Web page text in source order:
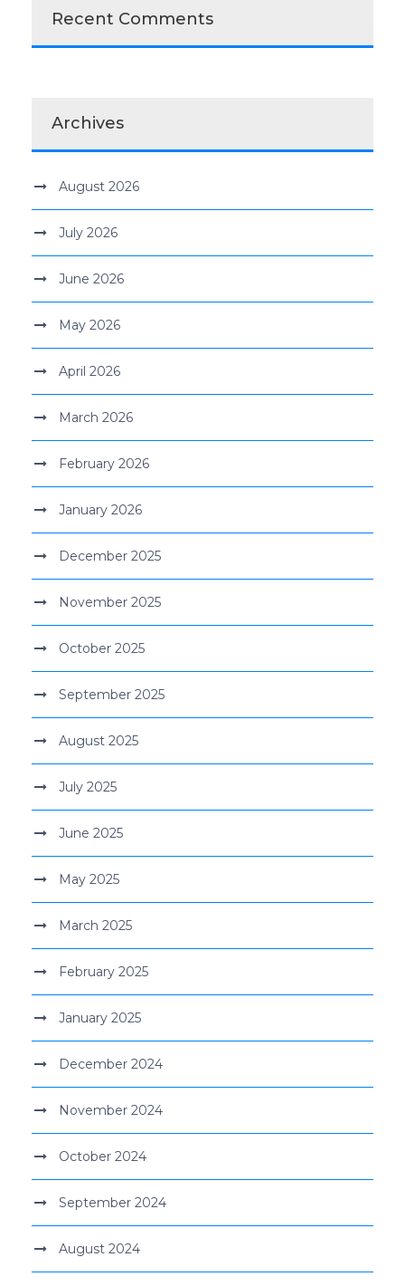
Recent Comments
Archives
August 2026
July 2026
June 2026
May 2026
April 2026
March 2026
February 2026
January 2026
December 2025
November 2025
October 2025
September 2025
August 2025
July 2025
June 2025
May 2025
March 2025
February 2025
January 2025
December 2024
November 2024
October 2024
September 2024
August 2024